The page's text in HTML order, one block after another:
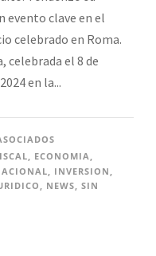
evento clave en el
celebrado en Roma.
celebrada el 8 de
en la...
, ECONOMIA,
, INVERSION ,
, NEWS, SIN